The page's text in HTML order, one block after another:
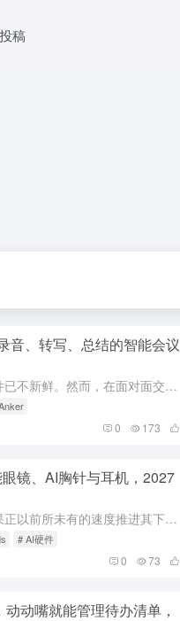
投稿
音、转写、总结的智能会议
当在线会议成为常态，AI转录软件已不新鲜。然而，在面对面交流、头脑风暴或需要高度隐私的场合，物理形态的AI智能笔记设备正悄然成为专业人士的秘密武器。这些设备不仅解放了双手，更通过本地或云端AI处理，将...
0 173
镜、AI胸针与耳机，2027
面对AI硬件赛道的激烈竞争，苹果正以前所未有的速度推进其下一代可穿戴设备矩阵。最新行业动态指出，苹果正在加速开发三款独立的AI穿戴设备：一款代号为N50的智能眼镜、一个配备摄像头的AI胸针，以及集成新...
# AI硬件
0 73
动嘴就能管理待办清单，